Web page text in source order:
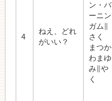
4
ねえ、どれ
がいい？
ン・バ
ーニン
ガム∥
さく
まつか
わまゆ
み∥や
く